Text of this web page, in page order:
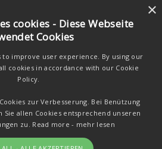
Stummfilmarchiv
cookies - Diese Webseite
Cookies
to improve user experience. By using our
cookies in accordance with our Cookie
Policy.
zur Verbesserung. Bei Benützung
Sie allen Cookies entsprechend unseren
zu. Read more - mehr lesen
×